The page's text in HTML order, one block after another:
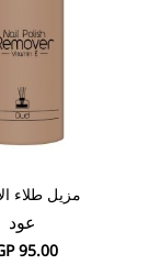
مزيل طلاء
عود
95.00